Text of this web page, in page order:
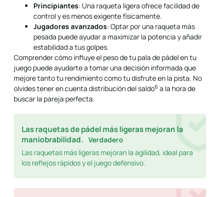
Principiantes: Una raqueta ligera ofrece facilidad de
control y es menos exigente físicamente.
Jugadores avanzados: Optar por una raqueta más
pesada puede ayudar a maximizar la potencia y añadir
estabilidad a tus golpes.
Comprender cómo influye el peso de tu pala de pádel en tu
juego puede ayudarte a tomar una decisión informada que
mejore tanto tu rendimiento como tu disfrute en la pista. No
olvides tener en cuenta distribución del saldo6 a la hora de
buscar la pareja perfecta.
Las raquetas de pádel más ligeras mejoran la
maniobrabilidad. Verdadero
Las raquetas más ligeras mejoran la agilidad, ideal para
los reflejos rápidos y el juego defensivo.